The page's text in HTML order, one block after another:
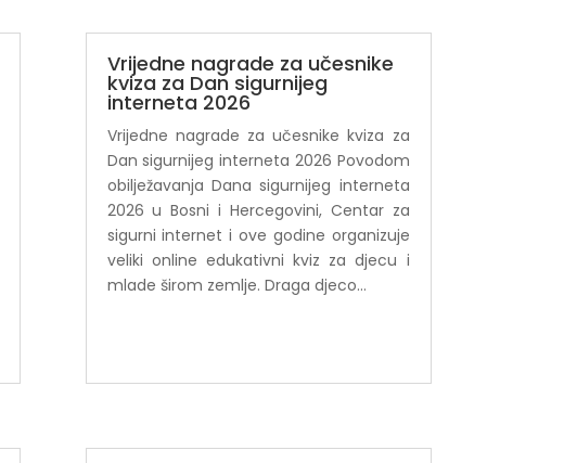
Vrijedne nagrade za učesnike
kviza za Dan sigurnijeg
interneta 2026
Vrijedne nagrade za učesnike kviza za
Dan sigurnijeg interneta 2026 Povodom
obilježavanja Dana sigurnijeg interneta
2026 u Bosni i Hercegovini, Centar za
sigurni internet i ove godine organizuje
veliki online edukativni kviz za djecu i
mlade širom zemlje. Draga djeco...